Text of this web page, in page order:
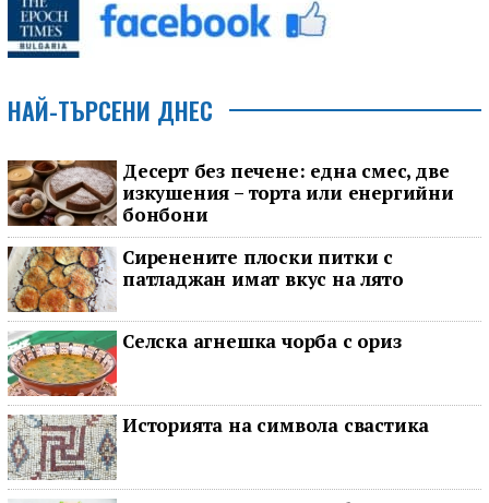
НАЙ-ТЪРСЕНИ ДНЕС
Десерт без печене: една смес, две
изкушения – торта или енергийни
бонбони
Сиренените плоски питки с
патладжан имат вкус на лято
Селска агнешка чорба с ориз
Историята на символа свастика